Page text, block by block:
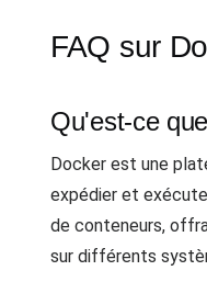
FAQ sur
Qu'est-ce
Docker est une
expédier et
de conteneurs,
sur différents